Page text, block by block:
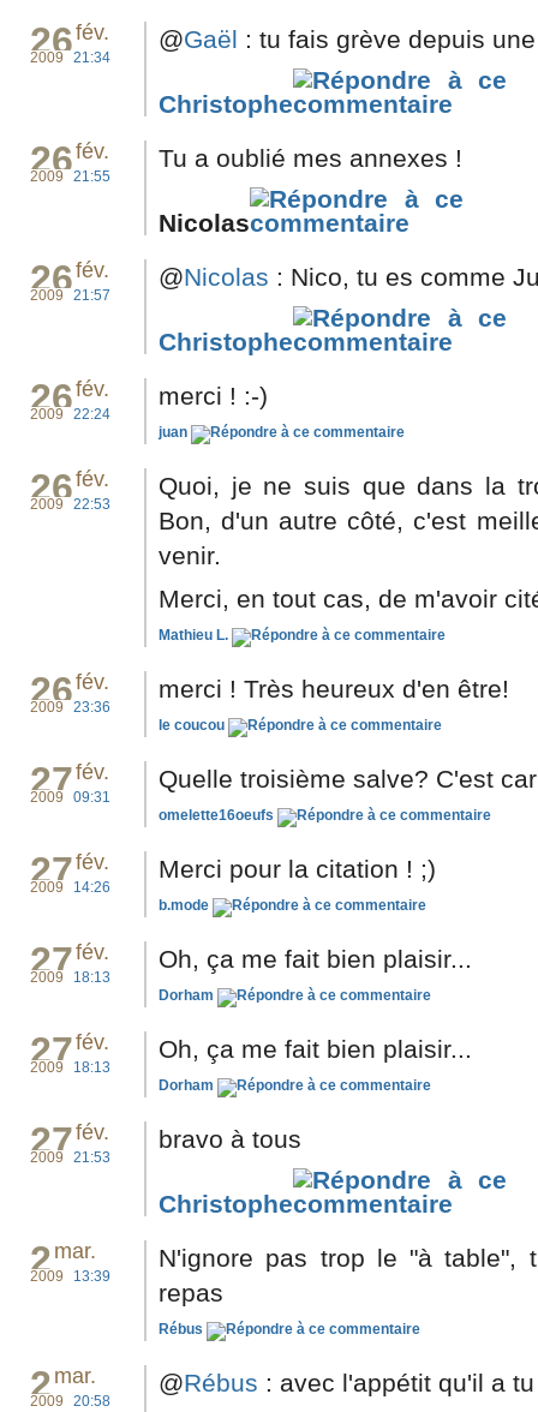
26fév.
2009 21:34
@Gaël : tu fais grève depuis
Christophe
26fév.
2009 21:55
Tu a oublié mes annexes !
Nicolas
26fév.
2009 21:57
@Nicolas : Nico, tu es comme
Christophe
26fév.
2009 22:24
merci ! :-)
juan
26fév.
2009 22:53
Quoi, je ne suis que dans la
Bon, d'un autre côté, c'est
venir.
Merci, en tout cas, de m'avoir
Mathieu L.
26fév.
2009 23:36
merci ! Très heureux d'en être!
le coucou
27fév.
2009 09:31
Quelle troisième salve? C'est
omelette16oeufs
27fév.
2009 14:26
Merci pour la citation ! ;)
b.mode
27fév.
2009 18:13
Oh, ça me fait bien plaisir...
Dorham
27fév.
2009 18:13
Oh, ça me fait bien plaisir...
Dorham
27fév.
2009 21:53
bravo à tous
Christophe
2mar.
2009 13:39
N'ignore pas trop le "à table",
repas
Rébus
2mar.
2009 20:58
@Rébus : avec l'appétit qu'il a